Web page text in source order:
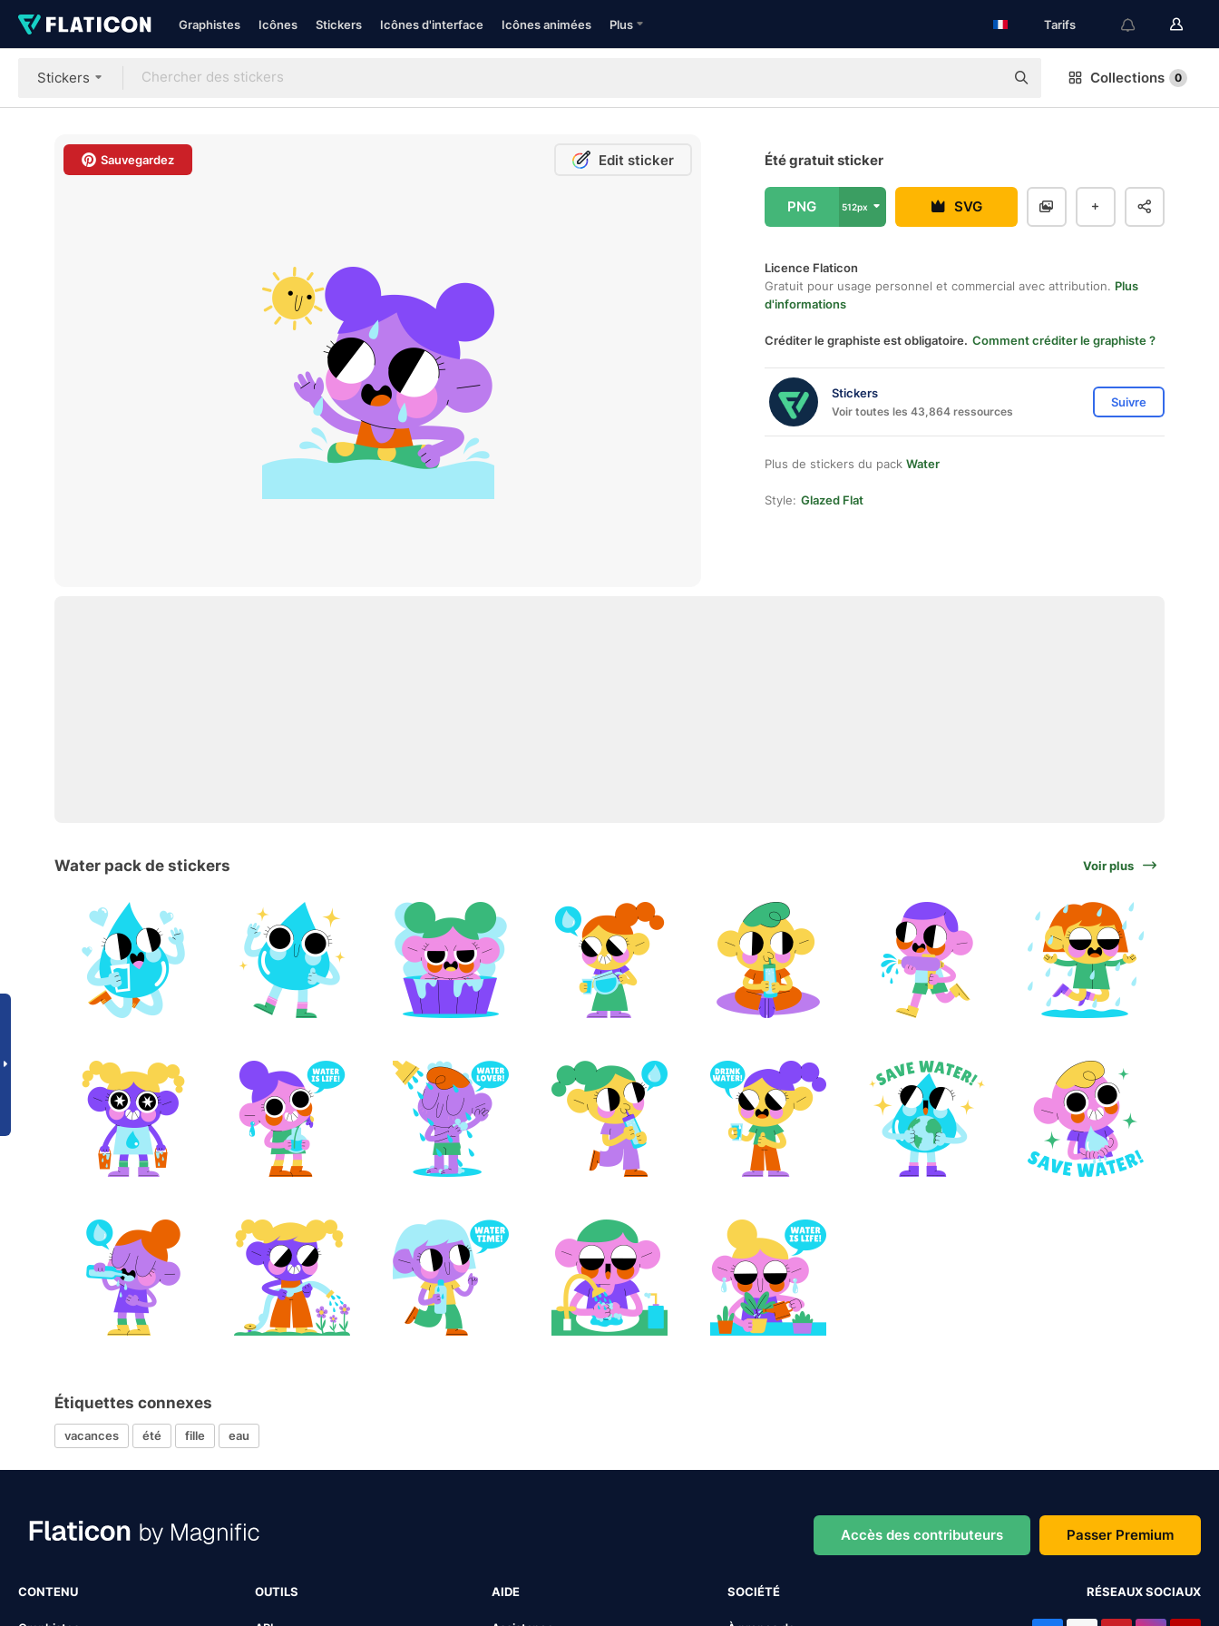
Graphistes Icônes Stickers Icônes d'interface Icônes animées Plus Tarifs
Stickers Collections 0
Sauvegardez Edit sticker Été gratuit sticker
PNG 512px SVG
Licence Flaticon
Gratuit pour usage personnel et commercial avec attribution. Plus
d'informations
Créditer le graphiste est obligatoire. Comment créditer le graphiste ?
Stickers
Voir toutes les 43,864 ressources
Suivre
Plus de stickers du pack Water
Style: Glazed Flat
Water pack de stickers Voir plus
Étiquettes connexes
vacances été fille eau
Accès des contributeurs Passer Premium
CONTENU OUTILS AIDE SOCIÉTÉ RÉSEAUX SOCIAUX